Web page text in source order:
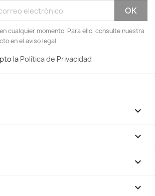
cualquier momento. Para ello, consulte nuestra
en el aviso legal.
la Política de Privacidad



keyboard_arrow_down